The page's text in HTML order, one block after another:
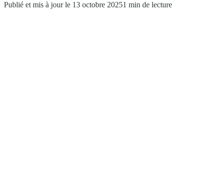
Publié et mis à jour le 13 octobre 20251 min de lecture